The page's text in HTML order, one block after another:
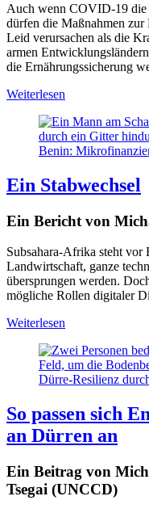
Auch wenn COVID-19 die
dürfen die Maßnahmen zur
Leid verursachen als die
armen
die Ernährungssicherung
Weiterlesen
Benin:
Ein Stabwechsel
Ein Bericht von
Subsahara-Afrika steht
Landwirtschaft, ganze
übersprungen werden.
mögliche Rollen digitaler
Weiterlesen
So passen sich
an Dürren an
Ein Beitrag von
Tsegai (UNCCD)